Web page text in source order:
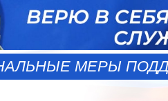
МЕРЫ